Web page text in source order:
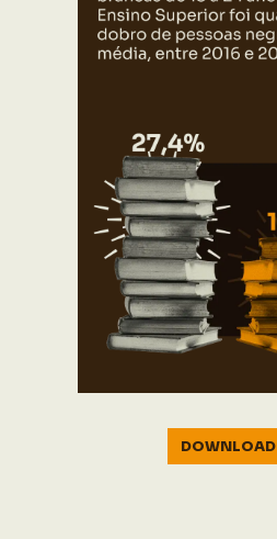
DOWNLOAD